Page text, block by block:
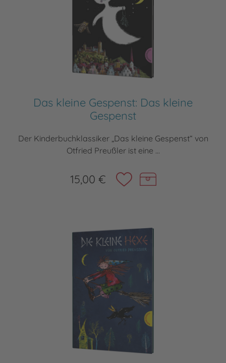
Das kleine Gespenst: Das kleine
Gespenst
Der Kinderbuchklassiker „Das kleine Gespenst“ von
Otfried Preußler ist eine ...
15,00 €